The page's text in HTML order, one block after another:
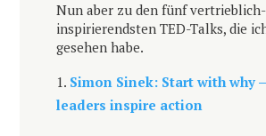
Nun aber zu den fünf vertrieblich-
inspirierendsten TED-Talks, die
gesehen habe.
Simon Sinek: Start with why
leaders inspire action